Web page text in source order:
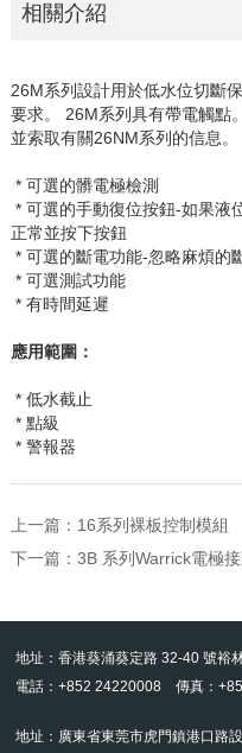
相關介紹
26M系列設計用於低水位切斷
要求。
26M系列具有帶電觸點。
並索取有關26NM系列的信息。
* 可選的髒電極檢測
* 可選的手動復位按鈕-如果液
正常並按下按鈕
* 可選的斷電功能-忽略麻煩的
* 可選測試功能
* 有時間延遲
應用範圍：
* 低水截止
* 點級
* 警報器
上一篇： 16系列裸板控制模組
下一篇： 3B 系列Warrick電極
地址：香港葵涌葵定路 32-40 號裕
電話：+852 24220008 傳真：
地址：廣東省東莞市虎門鎮港口路